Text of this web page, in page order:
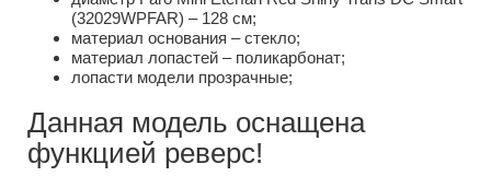
(32029WPFAR) – 128 см;
материал основания – стекло;
материал лопастей – поликарбонат;
лопасти модели прозрачные;
Данная модель оснащена
функцией реверс!